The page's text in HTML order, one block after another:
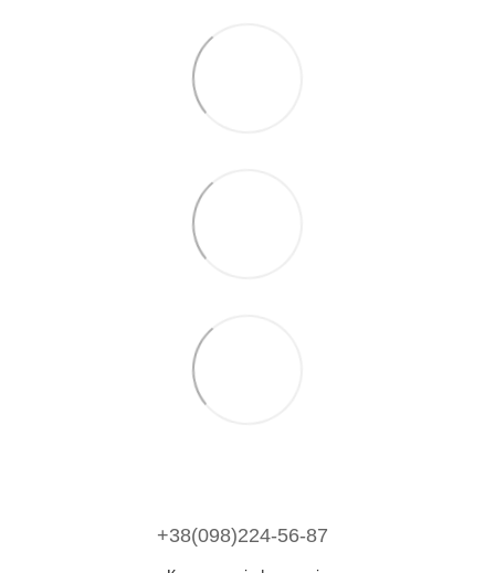
+38(098)224-56-87